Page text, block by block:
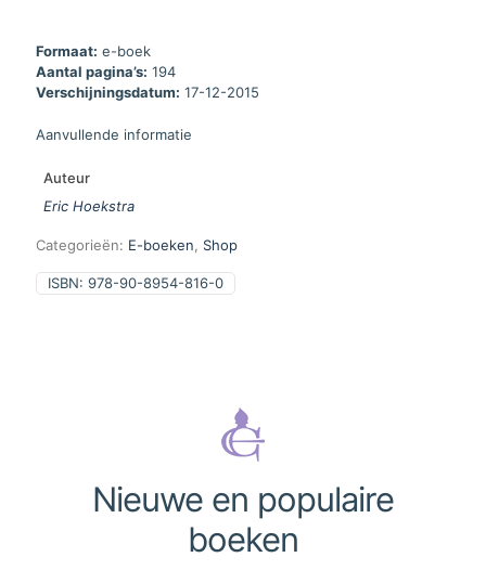
Formaat: e-boek
Aantal pagina’s: 194
Verschijningsdatum: 17-12-2015
Aanvullende informatie
Auteur
Eric Hoekstra
Categorieën: E-boeken Shop
ISBN: 978-90-8954-816-0
Nieuwe en populaire
boeken